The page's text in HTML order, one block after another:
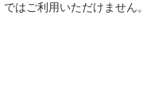
ではご利用いただけません。